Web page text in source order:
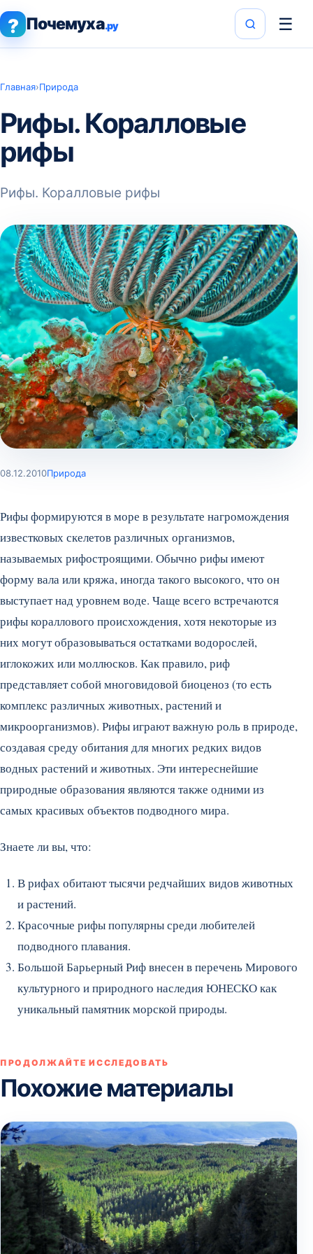
? Почемуха.ру ☰
Главная›Природа
Рифы. Коралловые
рифы
Рифы. Коралловые рифы
08.12.2010Природа
Рифы формируются в море в результате нагромождения
известковых скелетов различных организмов,
называемых рифостроящими. Обычно рифы имеют
форму вала или кряжа, иногда такого высокого, что он
выступает над уровнем воде. Чаще всего встречаются
рифы кораллового происхождения, хотя некоторые из
них могут образовываться остатками водорослей,
иглокожих или моллюсков. Как правило, риф
представляет собой многовидовой биоценоз (то есть
комплекс различных животных, растений и
микроорганизмов). Рифы играют важную роль в природе,
создавая среду обитания для многих редких видов
водных растений и животных. Эти интереснейшие
природные образования являются также одними из
самых красивых объектов подводного мира.
Знаете ли вы, что:
В рифах обитают тысячи редчайших видов животных
и растений.
Красочные рифы популярны среди любителей
подводного плавания.
Большой Барьерный Риф внесен в перечень Мирового
культурного и природного наследия ЮНЕСКО как
уникальный памятник морской природы.
ПРОДОЛЖАЙТЕ ИССЛЕДОВАТЬ
Похожие материалы